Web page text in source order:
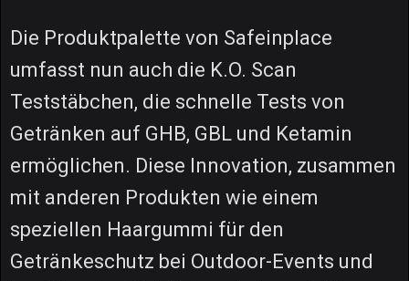
Die Produktpalette von Safeinplace
umfasst nun auch die K.O. Scan
Teststäbchen, die schnelle Tests von
Getränken auf GHB, GBL und Ketamin
ermöglichen. Diese Innovation, zusammen
mit anderen Produkten wie einem
speziellen Haargummi für den
Getränkeschutz bei Outdoor-Events und